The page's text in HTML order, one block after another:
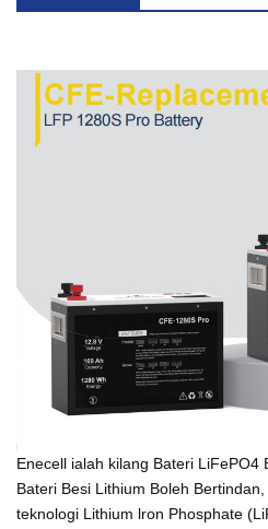
Enecell ialah kilang Bateri LiFePO4
Bateri Besi Lithium Boleh
teknologi Lithium lron Phosphate